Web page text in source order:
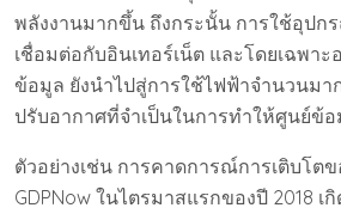
พลังงานมากขึ้น ถึงกระนั้น การใช้อุปก
เชื่อมต่อกับอินเทอร์เน็ต และโดยเฉพาะ
ข้อมูล ยังนำไปสู่การใช้ไฟฟ้าจำนวนมา
ปรับอากาศที่จำเป็นในการทำให้ศูนย์ข้อ
ตัวอย่างเช่น การคาดการณ์การเติบโตข
GDPNow ในไตรมาสแรกของปี 2018